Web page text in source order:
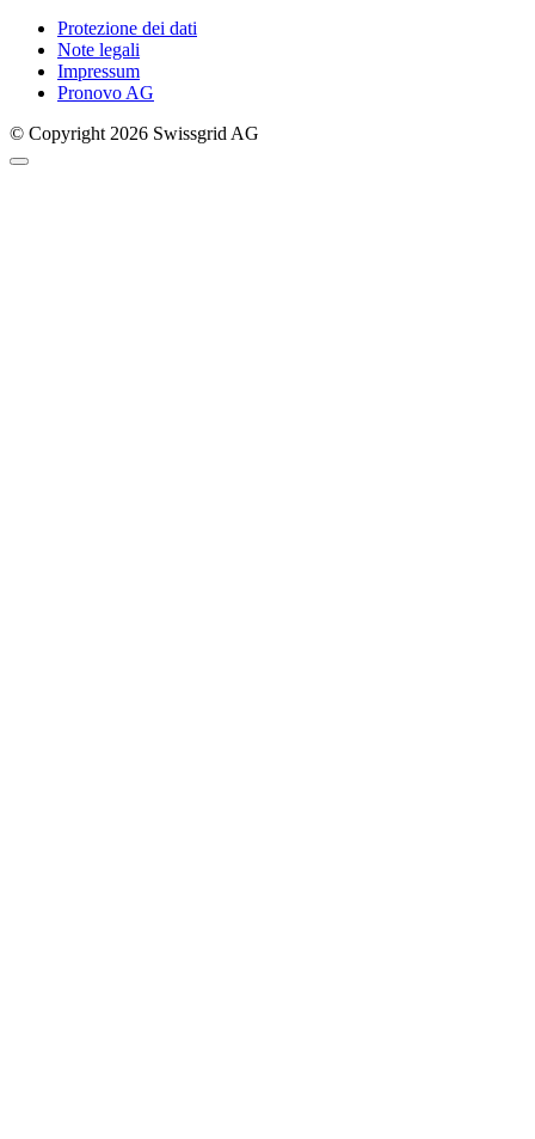
Protezione dei dati
Note legali
Impressum
Pronovo AG
© Copyright 2026 Swissgrid AG